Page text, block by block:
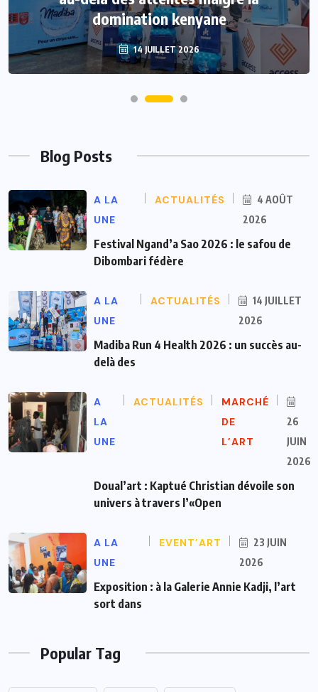
domination kenyane
14 JUILLET 2026
Blog Posts
A LA
UNE
ACTUALITÉS
4 AOÛT
2026
Festival Ngand’a Sao 2026 : le safou de
Dibombari fédère
A LA
UNE
ACTUALITÉS
14 JUILLET
2026
Madiba Run 4 Health 2026 : un succès au-
delà des
A
LA
UNE
ACTUALITÉS
MARCHÉ
DE
L’ART
26
JUIN
2026
Doual’art : Kaptué Christian dévoile son
univers à travers l’«Open
A LA
UNE
EVENT’ART
23 JUIN
2026
Exposition : à la Galerie Annie Kadji, l’art
sort dans
Popular Tag